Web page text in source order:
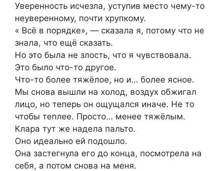
Уверенность исчезла, уступив место чему-то
неуверенному, почти хрупкому.
« Всё в порядке», — сказала я, потому что не
знала, что ещё сказать.
Но это была не злость, что я чувствовала.
Это было что-то другое.
Что-то более тяжёлое, но и… более ясное.
Мы снова вышли на холод, воздух обжигал
лицо, но теперь он ощущался иначе. Не то
чтобы теплее. Просто… менее тяжёлым.
Клара тут же надела пальто.
Оно идеально ей подошло.
Она застегнула его до конца, посмотрела на
себя, а потом снова на меня.